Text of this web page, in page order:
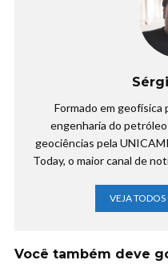
Formado em geofísica
engenharia do
geociências pela
Today, o maior canal de
VEJA TODOS
Você também deve